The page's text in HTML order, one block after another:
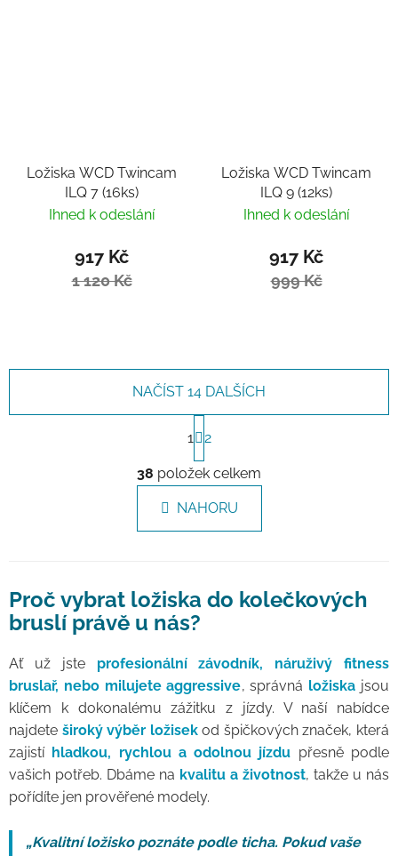
Ložiska WCD Twincam
ILQ 7 (16ks)
Ihned k odeslání
917 Kč
1 120 Kč
Ložiska WCD Twincam
ILQ 9 (12ks)
Ihned k odeslání
917 Kč
999 Kč
Ovládací prvky výpisu
NAČÍST 14 DALŠÍCH
Stránkování
1 2
38 položek celkem
NAHORU
Proč vybrat ložiska do kolečkových
bruslí právě u nás?
Ať už jste profesionální závodník, náruživý fitness
bruslař, nebo milujete aggressive, správná ložiska jsou
klíčem k dokonalému zážitku z jízdy. V naší nabídce
najdete široký výběr ložisekod špičkových značek, která
zajistí hladkou, rychlou a odolnou jízdu přesně podle
vašich potřeb. Dbáme na kvalitu a životnost, takže u nás
pořídíte jen prověřené modely.
„Kvalitní ložisko poznáte podle ticha. Pokud vaše